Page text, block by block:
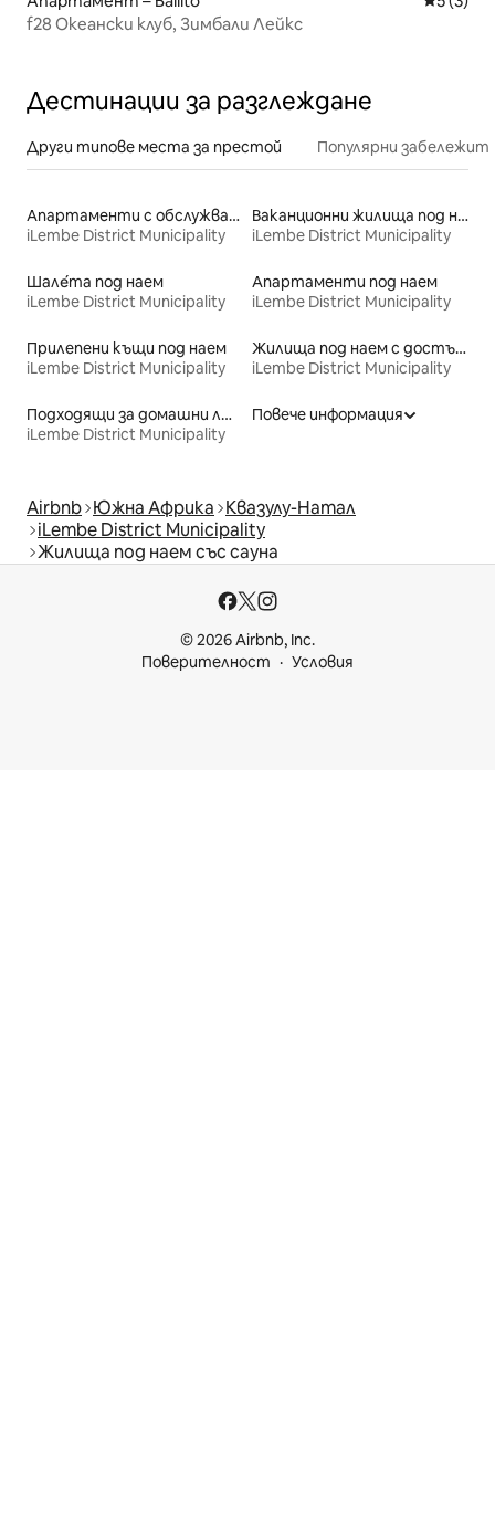
f28 Океански клуб, Зимбали Лейкс
Дестинации за разглеждане
Други типове места за престой Популярни
Апартаменти с обслужване под наем
iLembe District Municipality
Ваканционни жилища под наем
iLembe District Municipality
Шале́та под наем
iLembe District Municipality
Апартаменти под наем
iLembe District Municipality
Прилепени къщи под наем
iLembe District Municipality
Жилища под наем с достъп до плажа
iLembe District Municipality
Подходящи за домашни любимци места под наем
iLembe District Municipality
Повече информация
Airbnb Южна Африка Квазулу-Натал
iLembe District Municipality
Жилища под наем със сауна
© 2026 Airbnb, Inc.
Поверителност
Условия